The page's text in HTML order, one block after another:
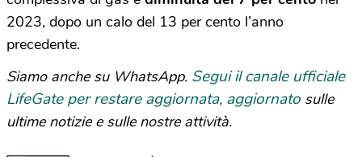
2023, dopo un calo del 13 per cento l’anno
precedente.
Siamo anche su WhatsApp. Segui il canale ufficiale
LifeGate per restare aggiornata, aggiornato sulle
ultime notizie e sulle nostre attività.